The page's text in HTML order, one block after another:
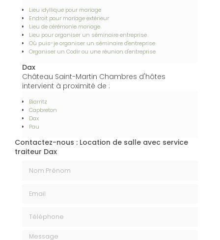
Lieu idyllique pour mariage
Endroit pour mariage extérieur
Lieu de cérémonie mariage
Lieu pour organiser un séminaire entreprise
Où puis-je organiser un séminaire d'entreprise
Organiser un Codir ou une réunion d'entreprise
Dax
Château Saint-Martin Chambres d'hôtes
intervient à proximité de :
Biarritz
Capbreton
Dax
Pau
Contactez-nous : Location de salle avec service
traiteur Dax
Message